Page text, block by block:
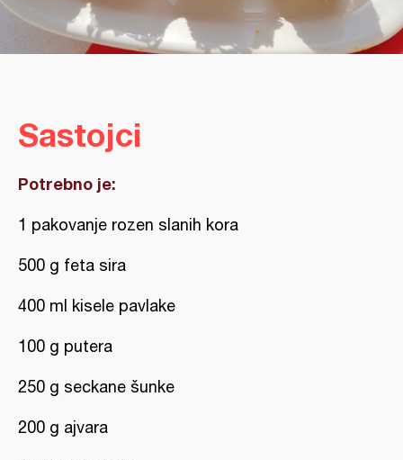
Sastojci
Potrebno je:
1 pakovanje rozen slanih kora
500 g feta sira
400 ml kisele pavlake
100 g putera
250 g seckane šunke
200 g ajvara